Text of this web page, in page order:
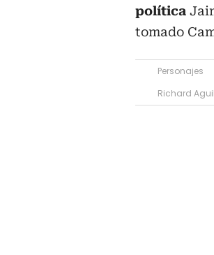
política
tomado
Personajes
Richard